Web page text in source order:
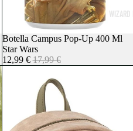
Agotado
Botella Campus Pop-Up 400 Ml
Star Wars
12,99 € 17,99 €